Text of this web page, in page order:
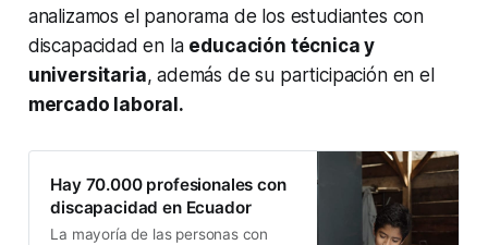
analizamos el panorama de los estudiantes con
discapacidad en la educación técnica y
universitaria, además de su participación en el
mercado laboral.
Hay 70.000 profesionales con
discapacidad en Ecuador
La mayoría de las personas con